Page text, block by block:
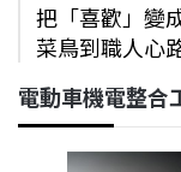
把「喜歡」變
菜鳥到職人心
電動車機電整合